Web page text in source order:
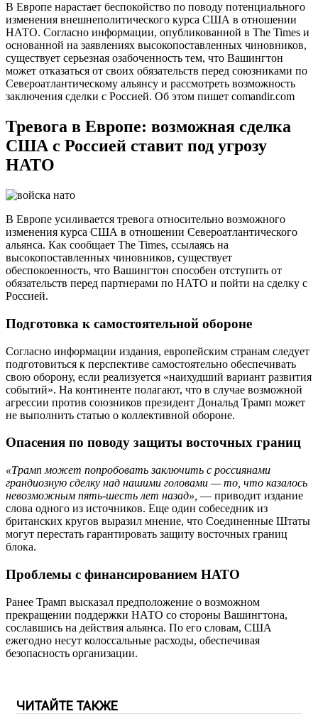
В Европе нарастает беспокойство по поводу потенциального
изменения внешнеполитического курса США в отношении
НАТО. Согласно информации, опубликованной в The Times и
основанной на заявлениях высокопоставленных чиновников,
существует серьезная озабоченность тем, что Вашингтон
может отказаться от своих обязательств перед союзниками по
Североатлантическому альянсу и рассмотреть возможность
заключения сделки с Россией. Об этом пишет comandir.com
Тревога в Европе: возможная сделка
США с Россией ставит под угрозу
НАТО
В Европе усиливается тревога относительно возможного
изменения курса США в отношении Североатлантического
альянса. Как сообщает The Times, ссылаясь на
высокопоставленных чиновников, существует
обеспокоенность, что Вашингтон способен отступить от
обязательств перед партнерами по НАТО и пойти на сделку с
Россией.
Подготовка к самостоятельной обороне
Согласно информации издания, европейским странам следует
подготовиться к перспективе самостоятельно обеспечивать
свою оборону, если реализуется «наихудший вариант развития
событий». На континенте полагают, что в случае возможной
агрессии против союзников президент Дональд Трамп может
не выполнить статью о коллективной обороне.
Опасения по поводу защиты восточных границ
«Трамп может попробовать заключить с россиянами
грандиозную сделку над нашими головами — то, что казалось
невозможным пять-шесть лет назад», — приводит издание
слова одного из источников. Еще один собеседник из
британских кругов выразил мнение, что Соединенные Штаты
могут перестать гарантировать защиту восточных границ
блока.
Проблемы с финансированием НАТО
Ранее Трамп высказал предположение о возможном
прекращении поддержки НАТО со стороны Вашингтона,
сославшись на действия альянса. По его словам, США
ежегодно несут колоссальные расходы, обеспечивая
безопасность организации.
ЧИТАЙТЕ ТАКЖЕ